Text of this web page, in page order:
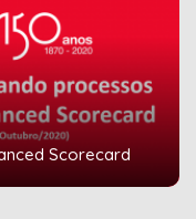
Scorecard